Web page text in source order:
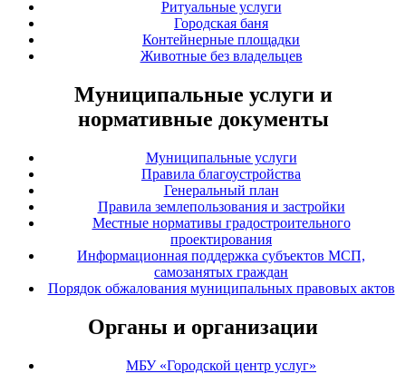
Ритуальные услуги
Городская баня
Контейнерные площадки
Животные без владельцев
Муниципальные услуги и
нормативные документы
Муниципальные услуги
Правила благоустройства
Генеральный план
Правила землепользования и застройки
Местные нормативы градостроительного
проектирования
Информационная поддержка субъектов МСП,
самозанятых граждан
Порядок обжалования муниципальных правовых актов
Органы и организации
МБУ «Городской центр услуг»